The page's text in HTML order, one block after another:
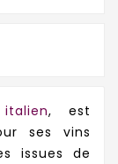
, est
ses vins
issues de